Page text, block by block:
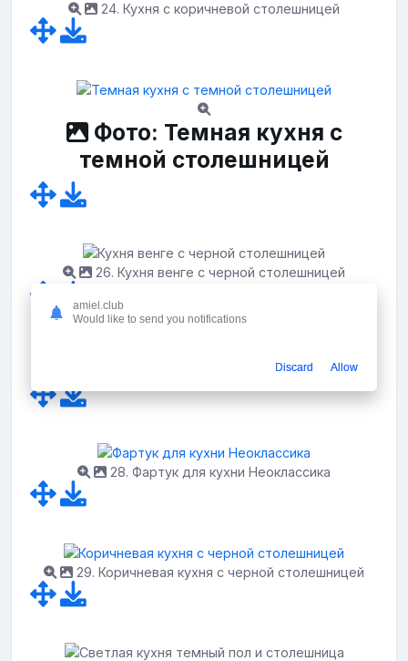
24. Кухня с коричневой столешницей
Фото: Темная кухня с
темной столешницей
26. Кухня венге с черной столешницей
27. Кухня шоколадного цвета
28. Фартук для кухни Неоклассика
29. Коричневая кухня с черной столешницей
amiel.club
Would like to send you notifications
Discard Allow